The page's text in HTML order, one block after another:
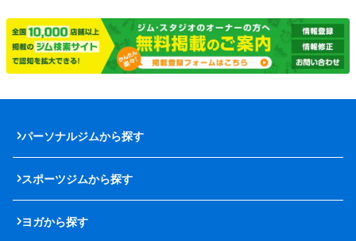
パーソナルジムから探す
スポーツジムから探す
ヨガから探す